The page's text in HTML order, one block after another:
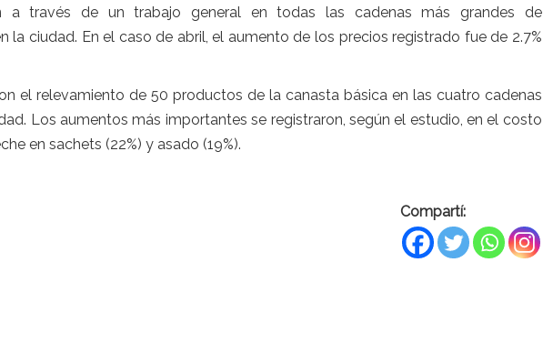
a través de un trabajo general en todas las cadenas más grandes de
la ciudad. En el caso de abril, el aumento de los precios registrado fue de 2.7%
el relevamiento de 50 productos de la canasta básica en las cuatro cadenas
Los aumentos más importantes se registraron, según el estudio, en el costo
en sachets (22%) y asado (19%).
Compartí: